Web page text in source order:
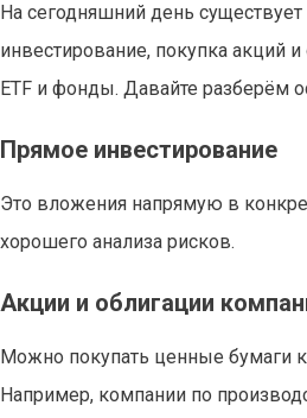
На сегодняшний день
инвестирование, покупка акций
ETF и фонды. Давайте разберём
Прямое инвестирование
Это вложения напрямую в
хорошего анализа рисков.
Акции и облигации
Можно покупать ценные бумаги
Например, компании по